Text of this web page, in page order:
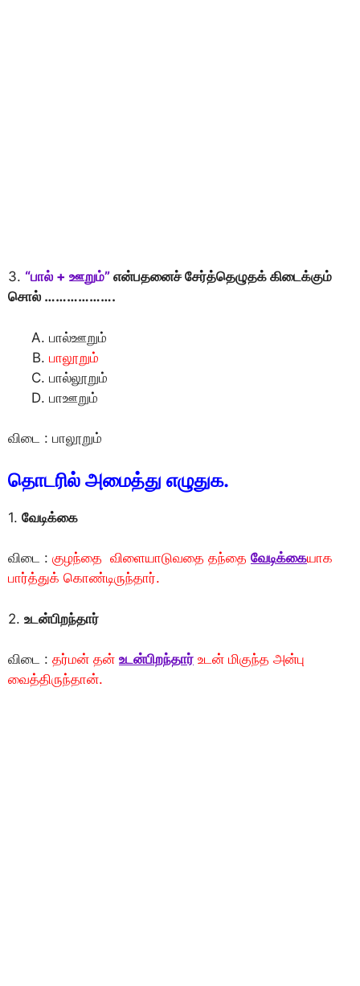
3. “பால் + ஊறும்” என்பதனைச் சேர்த்தெழுதக் கிடைக்கும்
சொல் ……………….
பால்ஊறும்
பாலூறும்
பால்லூறும்
பாஊறும்
விடை : பாலூறும்
தொடரில் அமைத்து எழுதுக.
1. வேடிக்கை
விடை : குழந்தை விளையாடுவதை தந்தை வேடிக்கையாக
பார்த்துக் கொண்டிருந்தார்.
2. உடன்பிறந்தார்
விடை : தர்மன் தன் உடன்பிறந்தார் உடன் மிகுந்த அன்பு
வைத்திருந்தான்.